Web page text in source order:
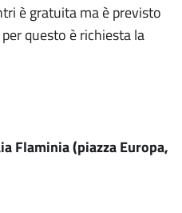
è gratuita ma è previsto
questo è richiesta la
Flaminia (piazza Europa,